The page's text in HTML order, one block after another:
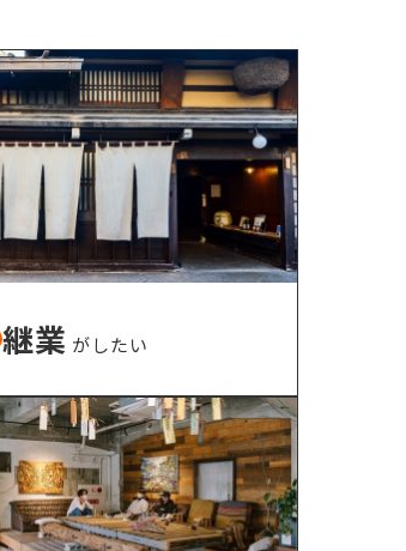
しごと
住まい
市町村を探す
移住者インタビュー
動画
地域おこし協力隊
継業 がしたい